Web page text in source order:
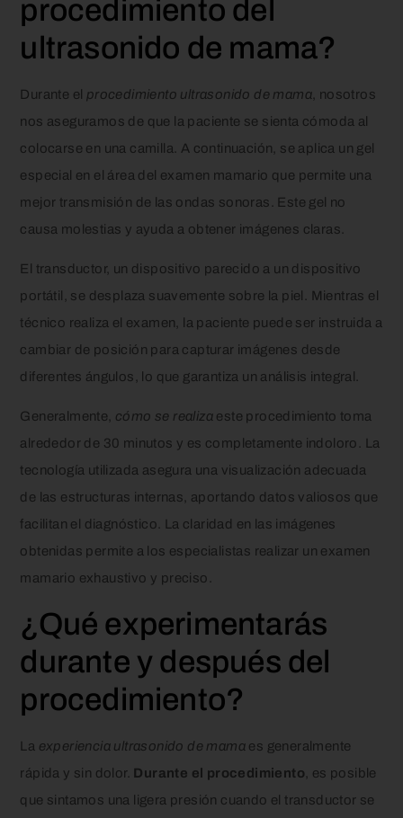
procedimiento del
ultrasonido de mama?
Durante el procedimiento ultrasonido de mama , nosotros
nos aseguramos de que la paciente se sienta cómoda al
colocarse en una camilla. A continuación, se aplica un gel
especial en el área del examen mamario que permite una
mejor transmisión de las ondas sonoras. Este gel no
causa molestias y ayuda a obtener imágenes claras.
El transductor, un dispositivo parecido a un dispositivo
portátil, se desplaza suavemente sobre la piel. Mientras el
técnico realiza el examen, la paciente puede ser instruida a
cambiar de posición para capturar imágenes desde
diferentes ángulos, lo que garantiza un análisis integral.
Generalmente, cómo se realiza este procedimiento toma
alrededor de 30 minutos y es completamente indoloro. La
tecnología utilizada asegura una visualización adecuada
de las estructuras internas, aportando datos valiosos que
facilitan el diagnóstico. La claridad en las imágenes
obtenidas permite a los especialistas realizar un examen
mamario exhaustivo y preciso.
¿Qué experimentarás
durante y después del
procedimiento?
La experiencia ultrasonido de mama es generalmente
rápida y sin dolor.
Durante el procedimiento , es posible
que sintamos una ligera presión cuando el transductor se